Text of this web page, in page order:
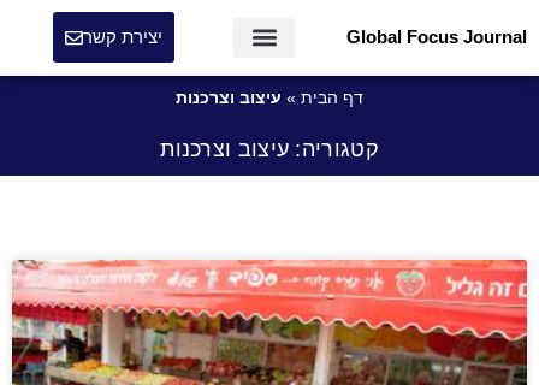
Global Focus Journal יצירת קשר
דף הבית » עיצוב וצרכנות
קטגוריה: עיצוב וצרכנות